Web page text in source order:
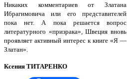
Никаких комментариев от Златана
Ибрагимовича или его представителей
пока нет. А пока решается вопрос
литературного «призрака», Швеция вновь
проявляет активный интерес к книге «Я —
Златан».
Ксения ТИТАРЕНКО